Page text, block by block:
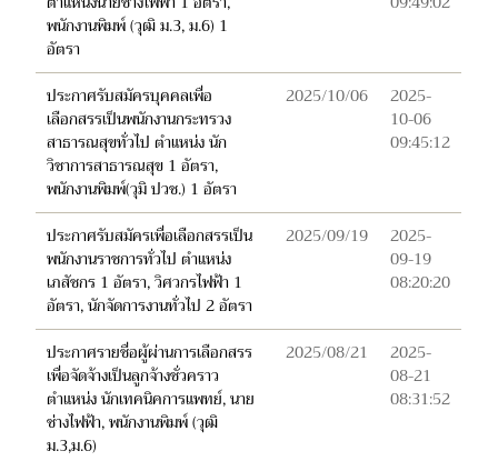
พนักงานพิมพ์ (วุฒิ ม.3, ม.6) 1
อัตรา
ประกาศรับสมัครบุคคลเพื่อ
เลือกสรรเป็นพนักงานกระทรวง
สาธารณสุขทั่วไป ตำแหน่ง นัก
วิชาการสาธารณสุข 1 อัตรา,
พนักงานพิมพ์(วุมิ ปวช.) 1 อัตรา
2025/10/06
2025-
10-06
09:45:12
ประกาศรับสมัครเพื่อเลือกสรรเป็น
พนักงานราชการทั่วไป ตำแหน่ง
เภสัชกร 1 อัตรา, วิศวกรไฟฟ้า 1
อัตรา, นักจัดการงานทั่วไป 2 อัตรา
2025/09/19
2025-
09-19
08:20:20
ประกาศรายชื่อผู้ผ่านการเลือกสรร
เพื่อจัดจ้างเป็นลูกจ้างชั่วคราว
ตำแหน่ง นักเทคนิคการแพทย์, นาย
ช่างไฟฟ้า, พนักงานพิมพ์ (วุฒิ
ม.3,ม.6)
2025/08/21
2025-
08-21
08:31:52